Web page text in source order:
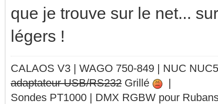
que je trouve sur le net...
légers !
CALAOS V3 | WAGO 750-849 | NUC
adaptateur USB/RS232 Grillé
|
Sondes PT1000 | DMX RGBW pour